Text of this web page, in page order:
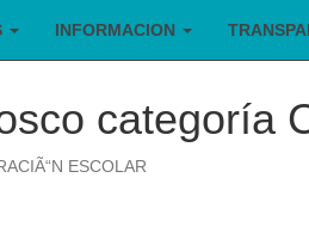
INFORMACION
categoría
ESCOLAR